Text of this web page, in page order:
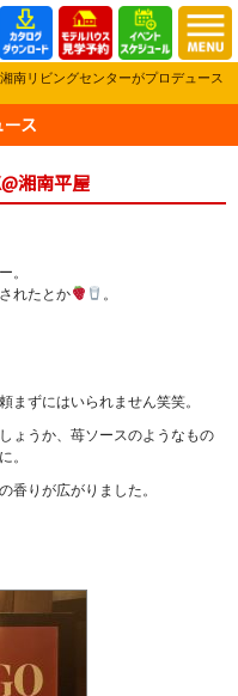
南リビングセンターがプロデュース
ス
湘南平屋
。
れたとか
。
まずにはいられません笑笑。
ょうか、苺ソースのようなもの
。
香りが広がりました。